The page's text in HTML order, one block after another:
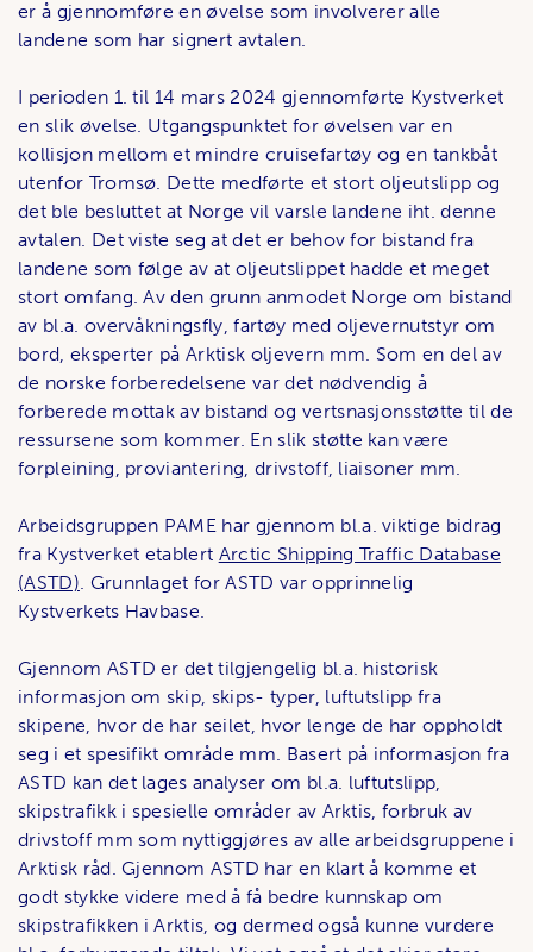
er å gjennomføre en øvelse som involverer alle
landene som har signert avtalen.
I perioden 1. til 14 mars 2024 gjennomførte Kystverket
en slik øvelse. Utgangspunktet for øvelsen var en
kollisjon mellom et mindre cruisefartøy og en tankbåt
utenfor Tromsø. Dette medførte et stort oljeutslipp og
det ble besluttet at Norge vil varsle landene iht. denne
avtalen. Det viste seg at det er behov for bistand fra
landene som følge av at oljeutslippet hadde et meget
stort omfang. Av den grunn anmodet Norge om bistand
av bl.a. overvåkningsfly, fartøy med oljevernutstyr om
bord, eksperter på Arktisk oljevern mm. Som en del av
de norske forberedelsene var det nødvendig å
forberede mottak av bistand og vertsnasjonsstøtte til de
ressursene som kommer. En slik støtte kan være
forpleining, proviantering, drivstoff, liaisoner mm.
Arbeidsgruppen PAME har gjennom bl.a. viktige bidrag
fra Kystverket etablert Arctic Shipping Traffic Database
(ASTD). Grunnlaget for ASTD var opprinnelig
Kystverkets Havbase.
Gjennom ASTD er det tilgjengelig bl.a. historisk
informasjon om skip, skips- typer, luftutslipp fra
skipene, hvor de har seilet, hvor lenge de har oppholdt
seg i et spesifikt område mm. Basert på informasjon fra
ASTD kan det lages analyser om bl.a. luftutslipp,
skipstrafikk i spesielle områder av Arktis, forbruk av
drivstoff mm som nyttiggjøres av alle arbeidsgruppene i
Arktisk råd. Gjennom ASTD har en klart å komme et
godt stykke videre med å få bedre kunnskap om
skipstrafikken i Arktis, og dermed også kunne vurdere